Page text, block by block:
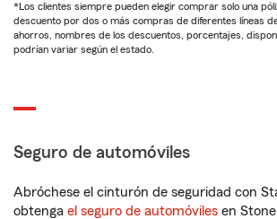
*Los clientes siempre pueden elegir comprar solo una
descuento por dos o más compras de diferentes líneas
ahorros, nombres de los descuentos, porcentajes,
podrían variar según el estado.
Seguro de automóviles
Abróchese el cinturón de seguridad con
obtenga el seguro de automóviles en